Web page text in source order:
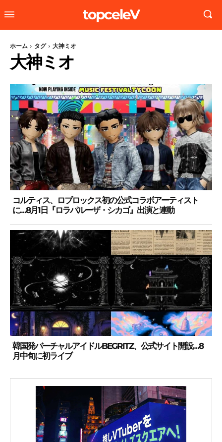
topceleV
ホーム タグ 大神ミオ
大神ミオ
コルティス、ロブロックス初の公式コラボアーティスト
に…8月1日『ロラパルーザ・シカゴ』出演と連動
韓国発バーチャルアイドルBEGRITZ、公式サイト開設…8
月中旬に初ライブ